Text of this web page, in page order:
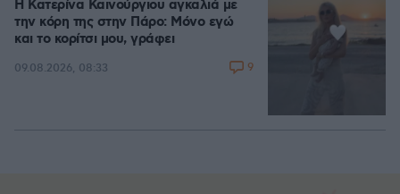
Η Κατερίνα Καινούργιου αγκαλιά με
την κόρη της στην Πάρο: Μόνο εγώ
και το κορίτσι μου, γράφει
09.08.2026, 08:33 9